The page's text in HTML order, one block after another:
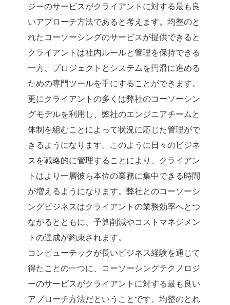
ジーのサービスがクライアントに対する最も良
いアプローチ方法であると考えます。均整のと
れたコーソーシングのサービスが提供できると
クライアントは社内ルールと管理を保持できる
一方、プロジェクトとシステムを円滑に進める
ための専門ツールを手にすることができます。
更にクライアントの多くは弊社のコーソーシン
グモデルを利用し、弊社のエンジニアチームと
体制を組むことによって状況に応じた管理がで
きるようになります。このように日々のビジネ
スを戦略的に管理することにより、クライアン
トはより一層彼ら本位の業務に集中できる時間
が増えるようになります。弊社とのコーソーシ
ングビジネスはクライアントの業務効率へとつ
ながるとともに、予算削減やコストマネジメン
トの達成が約束されます。
コンピューテックが長いビジネス経験を通じて
得たことの一つに、コーソーシングテクノロジ
ーのサービスがクライアントに対する最も良い
アプローチ方法だということです。均整のとれ